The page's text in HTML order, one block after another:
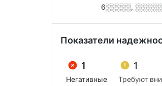
6░░░░░,
Показатели
1
Негативные
1
Требуют